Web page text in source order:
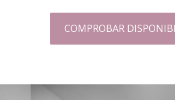
COMPROBAR